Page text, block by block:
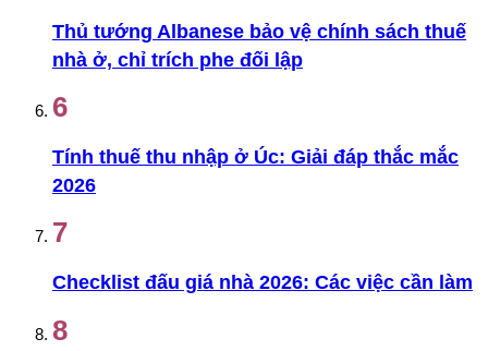
Thủ tướng Albanese bảo vệ chính sách thuế
nhà ở, chỉ trích phe đối lập
6
Tính thuế thu nhập ở Úc: Giải đáp thắc mắc
2026
7
Checklist đấu giá nhà 2026: Các việc cần làm
8